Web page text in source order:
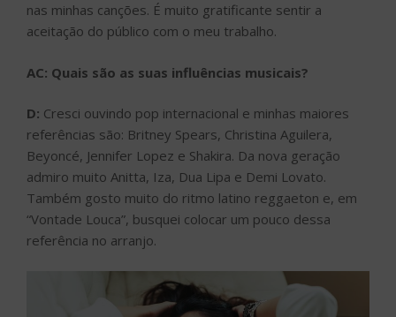
nas minhas canções. É muito gratificante sentir a
aceitação do público com o meu trabalho.
AC: Quais são as suas influências musicais?
D: Cresci ouvindo pop internacional e minhas maiores
referências são: Britney Spears, Christina Aguilera,
Beyoncé, Jennifer Lopez e Shakira. Da nova geração
admiro muito Anitta, Iza, Dua Lipa e Demi Lovato.
Também gosto muito do ritmo latino reggaeton e, em
“Vontade Louca”, busquei colocar um pouco dessa
referência no arranjo.